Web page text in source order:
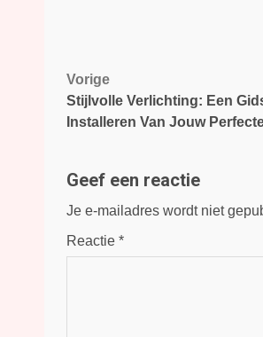
Bericht
navigatie
Vorige
Stijlvolle Verlichting: Een
Installeren Van Jouw
Geef een reactie
Je e-mailadres wordt niet
Reactie *